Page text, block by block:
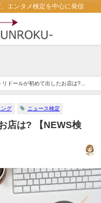
エンタメ検定を中心に発信
リドールが初めて出したお店は?
ング ニュース検定
店は? 【NEWS検